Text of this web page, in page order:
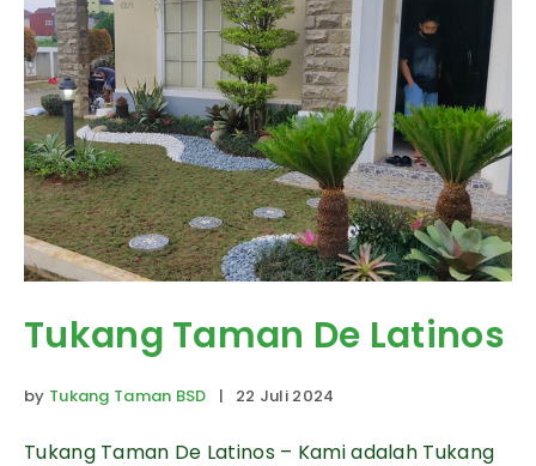
Tukang Taman De Latinos
by Tukang Taman BSD | 22 Juli 2024
Tukang Taman De Latinos – Kami adalah Tukang